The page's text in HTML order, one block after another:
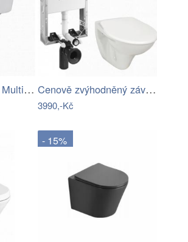
Wc kombi komplet Multi Eur spodní odpad… Cenově zvýhodněný závěsný WC set Jika k…
3990,-Kč
- 15%